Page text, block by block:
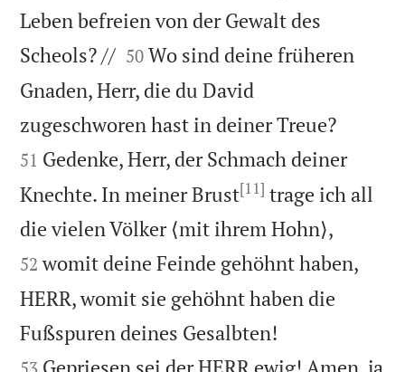
Leben befreien von der Gewalt des
Scheols? //
50 Wo sind deine früheren
Gnaden, Herr, die du David
zugeschworen hast in deiner Treue?
51 Gedenke, Herr, der Schmach deiner
Knechte. In meiner Brust[11] trage ich all
die vielen Völker ⟨mit ihrem Hohn⟩,
52 womit deine Feinde gehöhnt haben,
HERR, womit sie gehöhnt haben die
Fußspuren deines Gesalbten!